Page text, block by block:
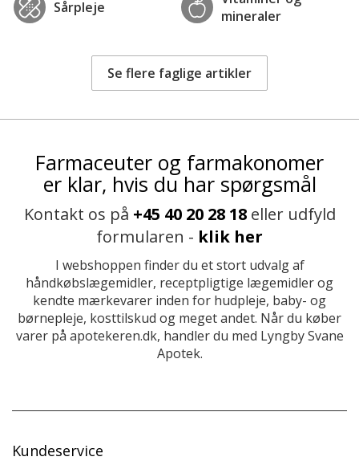
Sårpleje
mineraler
Se flere faglige artikler
Farmaceuter og farmakonomer
er klar, hvis du har spørgsmål
Kontakt os på +45 40 20 28 18eller udfyld
formularen - klik her
I webshoppen finder du et stort udvalg af
håndkøbslægemidler, receptpligtige lægemidler og
kendte mærkevarer inden for hudpleje, baby- og
børnepleje, kosttilskud og meget andet. Når du køber
varer på apotekeren.dk, handler du med Lyngby Svane
Apotek.
Kundeservice